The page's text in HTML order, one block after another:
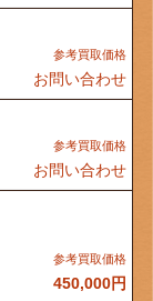
お問い合わせ
お問い合わせ
450,000円